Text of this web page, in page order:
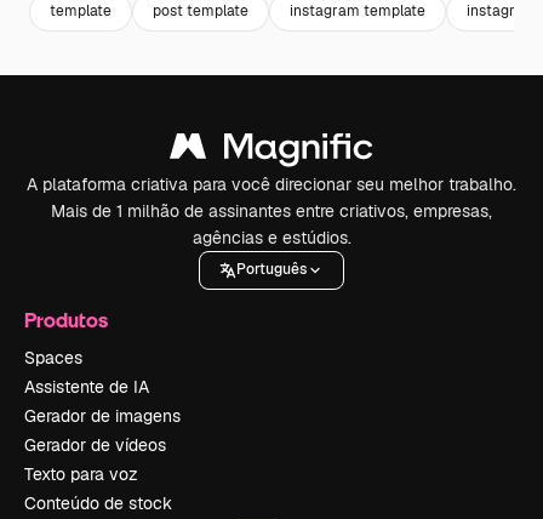
template post template instagram template instagram
A plataforma criativa para você direcionar seu melhor trabalho.
Mais de 1 milhão de assinantes entre criativos, empresas,
agências e estúdios.
Português
Produtos
Spaces
Assistente de IA
Gerador de imagens
Gerador de vídeos
Texto para voz
Conteúdo de stock